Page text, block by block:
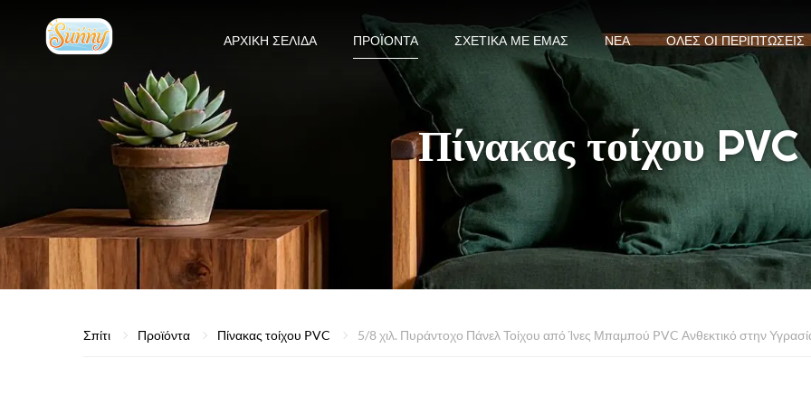
ΑΡΧΙΚΉ ΣΕΛΊΔΑ ΠΡΟΪΌΝΤΑ ΣΧΕΤΙΚΆ ΜΕ ΕΜΆΣ ΝΈΑ ΌΛΕΣ ΟΙ ΠΕΡΙΠΤΏΣΕΙΣ
Πίνακας τοίχου PVC
Σπίτι Προϊόντα Πίνακας τοίχου PVC 5/8 χιλ. Πυράντοχο Πάνελ Τοίχου από Ίνες Μπαμπού PVC Ανθεκτικό στην